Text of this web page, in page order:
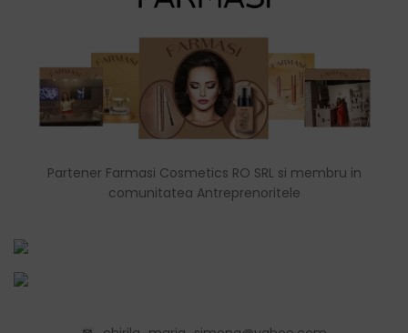
Partener Farmasi Cosmetics RO SRL si membru in
comunitatea Antreprenoritele